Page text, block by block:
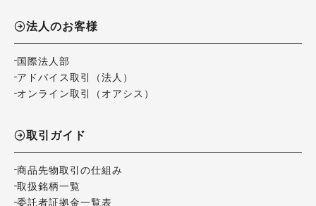
法人のお客様
国際法人部
アドバイス取引（法人）
オンライン取引（オアシス）
取引ガイド
商品先物取引の仕組み
取扱銘柄一覧
委託者証拠金一覧表